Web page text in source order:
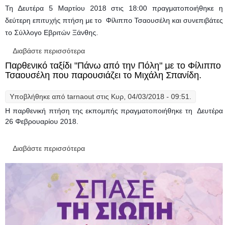
Τη Δευτέρα 5 Μαρτίου 2018 στις 18:00 πραγματοποιήθηκε η
δεύτερη επιτυχής πτήση με το Φίλιππο Τσαουσέλη και συνεπιβάτες
το Σύλλογο Εβριτών Ξάνθης.
Διαβάστε περισσότερα
Πόλη" με το Φίλιππο Τσαουσέλη
Παρθενικό ταξίδι "Πάνω από την Πόλη" με το Φίλιππο
Τσαουσέλη που παρουσιάζει το Μιχάλη Σπανίδη.
Υποβλήθηκε από tarnaout στις Κυρ, 04/03/2018 - 09:51.
Η παρθενική πτήση της εκπομπής πραγματοποιήθηκε τη Δευτέρα
26 Φεβρουαρίου 2018.
Διαβάστε περισσότερα
το Μιχάλη Σπανίδη.